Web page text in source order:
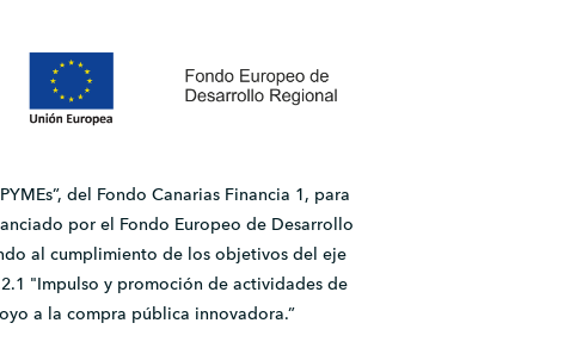
del Fondo Canarias Financia 1, para
por el Fondo Europeo de Desarrollo
al cumplimiento de los objetivos del eje
"Impulso y promoción de actividades de
a la compra pública innovadora.”